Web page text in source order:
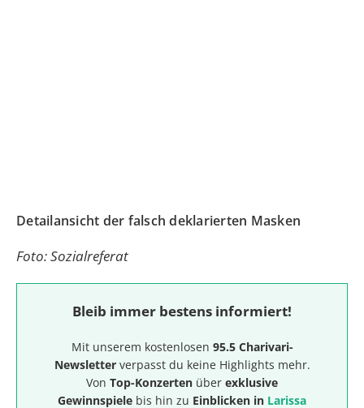
Detailansicht der falsch deklarierten Masken
Foto: Sozialreferat
Bleib immer bestens informiert!
Mit unserem kostenlosen 95.5 Charivari-
Newsletterverpasst du keine Highlights mehr.
Von Top-Konzerten über exklusive
Gewinnspiele bis hin zu Einblicken in Larissa